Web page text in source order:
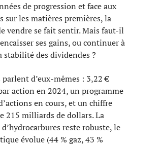
de progression et face aux
sur les matières premières, la
vendre se fait sentir. Mais faut-il
ses gains, ou continuer à
stabilité des dividendes ?
parlent d’eux-mêmes : 3,22 €
action en 2024, un programme
en cours, et un chiffre
215 milliards de dollars. La
reste robuste, le
évolue (44 % gaz, 43 %